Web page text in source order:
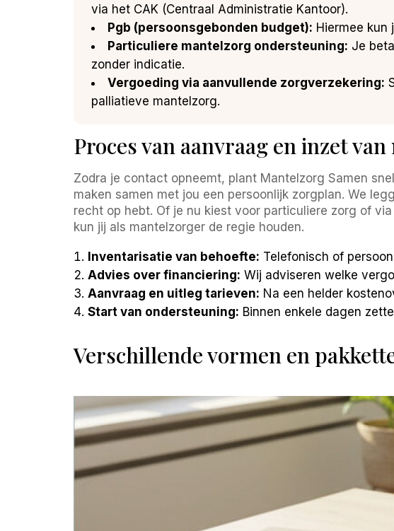
via het CAK (Centraal Administratie Kantoor).
Pgb (persoonsgebonden budget): Hiermee
Particuliere mantelzorg ondersteuning: Je
zonder indicatie.
Vergoeding via aanvullende zorgverzekering:
palliatieve mantelzorg.
Proces van aanvraag en inzet
Zodra je contact opneemt, plant Mantelzorg Samen
maken samen met jou een persoonlijk zorgplan. We
recht op hebt. Of je nu kiest voor particuliere zorg of
kun jij als mantelzorger de regie houden.
Inventarisatie van behoefte: Telefonisch of
Advies over financiering: Wij adviseren welke
Aanvraag en uitleg tarieven: Na een helder
Start van ondersteuning: Binnen enkele dagen
Verschillende vormen en